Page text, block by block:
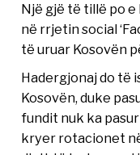
Një gjë të tillë po
në rrjetin social
të uruar Kosovën
Hadergjonaj do të
Kosovën, duke
fundit nuk ka
kryer rotacionet